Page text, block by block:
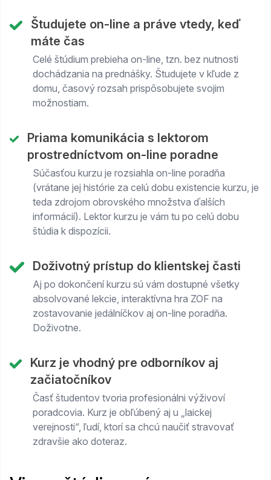
Študujete on-line a práve vtedy, keď
máte čas
Celé štúdium prebieha on-line, tzn. bez nutnosti
dochádzania na prednášky. Študujete v kľude z
domu, časový rozsah prispôsobujete svojim
možnostiam.
Priama komunikácia s lektorom
prostredníctvom on-line poradne
Súčasťou kurzu je rozsiahla on-line poradňa
(vrátane jej histórie za celú dobu existencie kurzu, je
teda zdrojom obrovského množstva ďalších
informácií). Lektor kurzu je vám tu po celú dobu
štúdia k dispozícii.
Doživotný prístup do klientskej časti
Aj po dokončení kurzu sú vám dostupné všetky
absolvované lekcie, interaktívna hra ZOF na
zostavovanie jedálníčkov aj on-line poradňa.
Doživotne.
Kurz je vhodný pre odborníkov aj
začiatočníkov
Časť študentov tvoria profesionálni výživoví
poradcovia. Kurz je obľúbený aj u „laickej
verejnosti“, ľudí, ktorí sa chcú naučiť stravovať
zdravšie ako doteraz.